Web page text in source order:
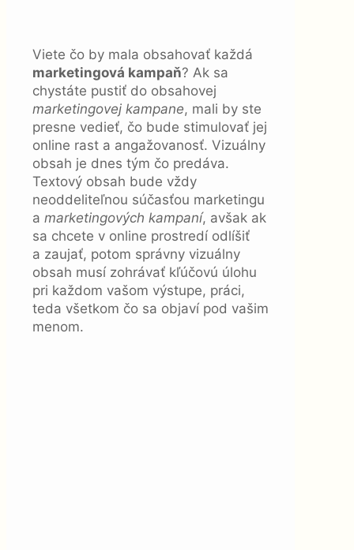
Viete čo by mala obsahovať každá
marketingová kampaň? Ak sa
chystáte pustiť do obsahovej
marketingovej kampane, mali by ste
presne vedieť, čo bude stimulovať jej
online rast a angažovanosť. Vizuálny
obsah je dnes tým čo predáva.
Textový obsah bude vždy
neoddeliteľnou súčasťou marketingu
a marketingových kampaní, avšak ak
sa chcete v online prostredí odlíšiť
a zaujať, potom správny vizuálny
obsah musí zohrávať kľúčovú úlohu
pri každom vašom výstupe, práci,
teda všetkom čo sa objaví pod vašim
menom.